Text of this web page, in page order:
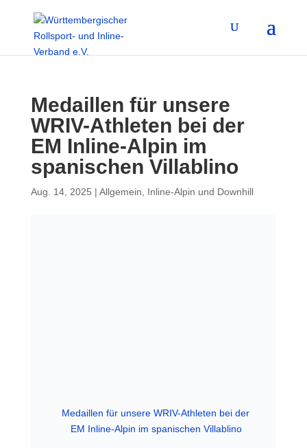
Medaillen für unsere
WRIV-Athleten bei der
EM Inline-Alpin im
spanischen Villablino
Aug. 14, 2025 | Allgemein Inline-Alpin und Downhill
Medaillen für unsere WRIV-Athleten bei der
EM Inline-Alpin im spanischen Villablino